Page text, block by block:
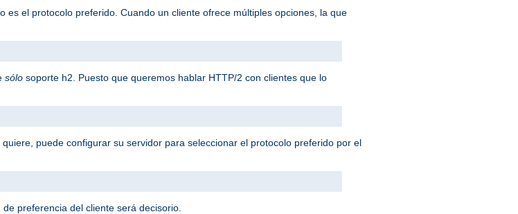
el protocolo preferido. Cuando un cliente ofrece múltiples opciones, la que
sólo soporte h2. Puesto que queremos hablar HTTP/2 con clientes que lo
puede configurar su servidor para seleccionar el protocolo preferido por el
preferencia del cliente será decisorio.